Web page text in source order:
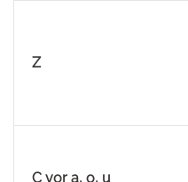
Z
C vor a, o, u